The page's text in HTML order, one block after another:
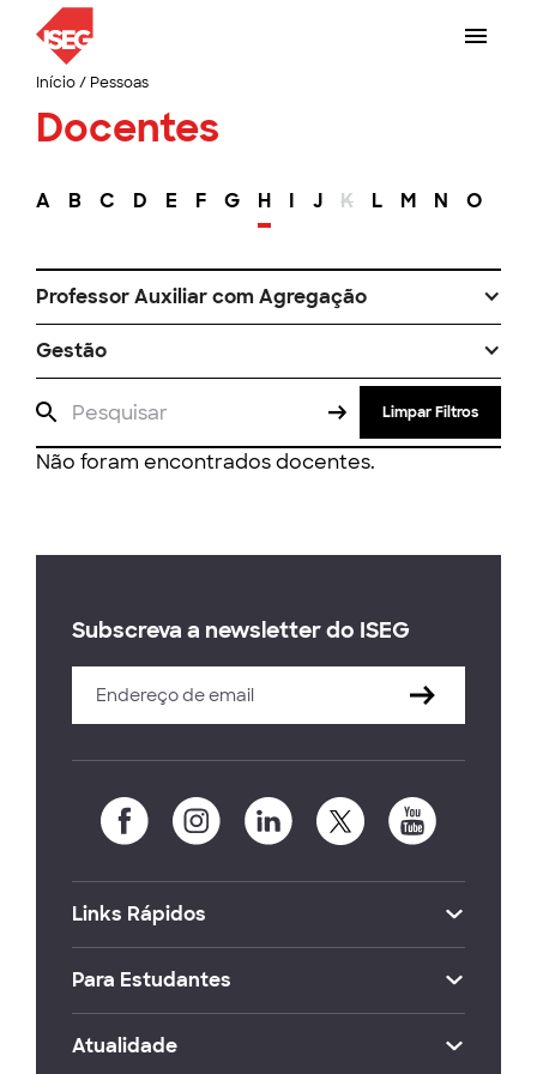
Início/ Pessoas
Docentes
A B C D E F G H I J K L M N O
Professor Auxiliar com Agregação
Gestão
Limpar Filtros
Não foram encontrados docentes.
Subscreva a newsletter do ISEG
Links Rápidos
Para Estudantes
Atualidade